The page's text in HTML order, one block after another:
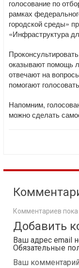
голосование по
рамках
городской среды»
«Инфраструктура
оказывают помощь
отвечают на
помогают
Напомним,
можно сделать
Комментариев пока
Добавить
Ваш адрес email
Обязательные
Ваш комментарий